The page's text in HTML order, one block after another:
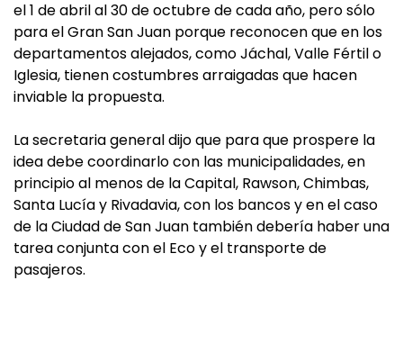
el 1 de abril al 30 de octubre de cada año, pero sólo
para el Gran San Juan porque reconocen que en los
departamentos alejados, como Jáchal, Valle Fértil o
Iglesia, tienen costumbres arraigadas que hacen
inviable la propuesta.
La secretaria general dijo que para que prospere la
idea debe coordinarlo con las municipalidades, en
principio al menos de la Capital, Rawson, Chimbas,
Santa Lucía y Rivadavia, con los bancos y en el caso
de la Ciudad de San Juan también debería haber una
tarea conjunta con el Eco y el transporte de
pasajeros.